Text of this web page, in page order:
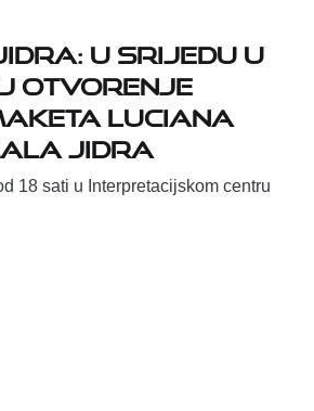
U srijedu u
otvorenje
Luciana
jidra
18 sati u Interpretacijskom centru